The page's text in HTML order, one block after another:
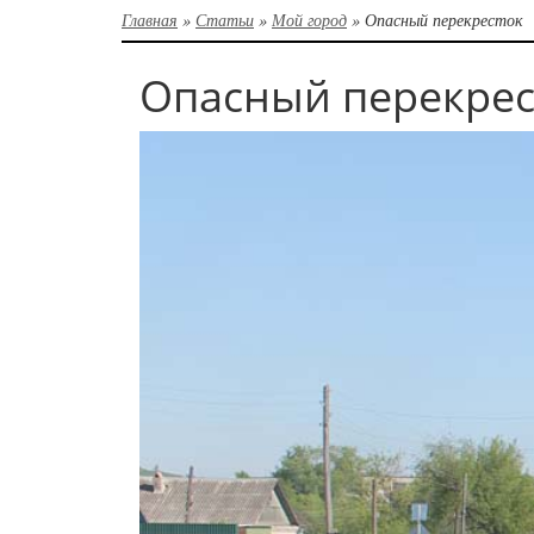
Главная » Статьи » Мой город » Опасный перекресток
Опасный